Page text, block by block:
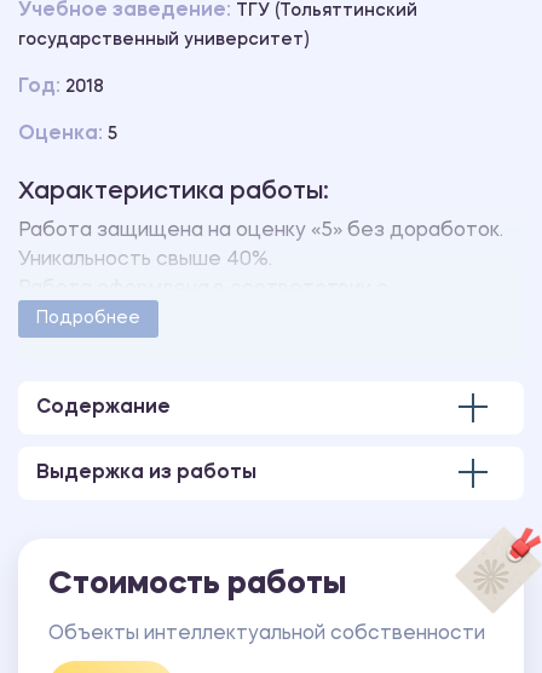
Учебное заведение:
ТГУ (Тольяттинский
государственный университет)
Год: 2018
Оценка: 5
Характеристика работы:
Работа защищена на оценку «5» без доработок.
Уникальность свыше 40%.
методическими указаниями учебного заведения.
Подробнее
Содержание
Выдержка из работы
Стоимость работы
Объекты интеллектуальной собственности